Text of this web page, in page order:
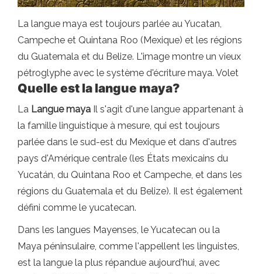
La langue maya est toujours parlée au Yucatan,
Campeche et Quintana Roo (Mexique) et les régions
du Guatemala et du Belize. L'image montre un vieux
pétroglyphe avec le système d'écriture maya. Volet
Quelle est la langue maya?
La Langue maya Il s'agit d'une langue appartenant à
la famille linguistique à mesure, qui est toujours
parlée dans le sud-est du Mexique et dans d'autres
pays d'Amérique centrale (les États mexicains du
Yucatán, du Quintana Roo et Campeche, et dans les
régions du Guatemala et du Belize). Il est également
défini comme le yucatecan.
Dans les langues Mayenses, le Yucatecan ou la
Maya péninsulaire, comme l'appellent les linguistes,
est la langue la plus répandue aujourd'hui, avec